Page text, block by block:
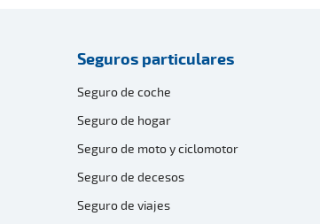
Seguros particulares
Seguro de coche
Seguro de hogar
Seguro de moto y ciclomotor
Seguro de decesos
Seguro de viajes